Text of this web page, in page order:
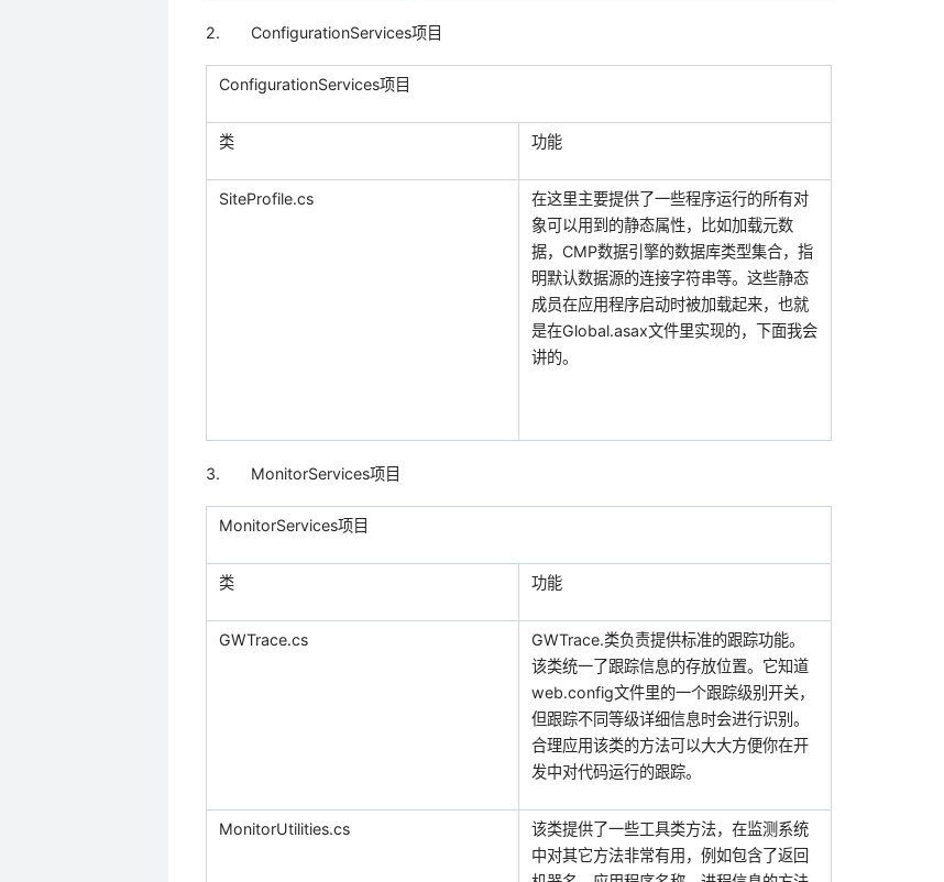
2. ConfigurationServices项目
ConfigurationServices项目
类 功能
SiteProfile.cs
在这里主要提供了一些程序运行的所有对
象可以用到的静态属性，比如加载元数
据， CMP数据引擎的数据库类型集合，指
明默认数据源的连接字符串等。这些静态
成员在应用程序启动时被加载起来，也就
是在Global.asax文件里实现的，下面我会
讲的。
3. MonitorServices项目
MonitorServices项目
类 功能
GWTrace.cs GWTrace.类负责提供标准的跟踪功能。
该类统一了跟踪信息的存放位置。它知道
web.config文件里的一个跟踪级别开关，
但跟踪不同等级详细信息时会进行识别。
合理应用该类的方法可以大大方便你在开
发中对代码运行的跟踪。
MonitorUtilities.cs
该类提供了一些工具类方法，在监测系统
中对其它方法非常有用，例如包含了返回